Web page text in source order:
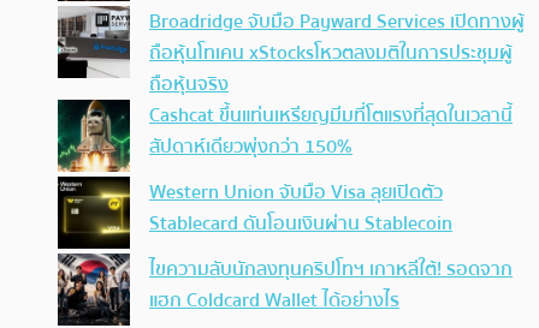
Broadridge จับมือ Payward Services เปิดทางผู้
ถือหุ้นโทเคน xStocksโหวตลงมติในการประชุมผู้
ถือหุ้นจริง
Cashcat ขึ้นแท่นเหรียญมีมที่โตแรงที่สุดในเวลานี้
สัปดาห์เดียวพุ่งกว่า 150%
Western Union จับมือ Visa ลุยเปิดตัว
Stablecard ดันโอนเงินผ่าน Stablecoin
ไขความลับนักลงทุนคริปโทฯ เกาหลีใต้! รอดจาก
แฮก Coldcard Wallet ได้อย่างไร